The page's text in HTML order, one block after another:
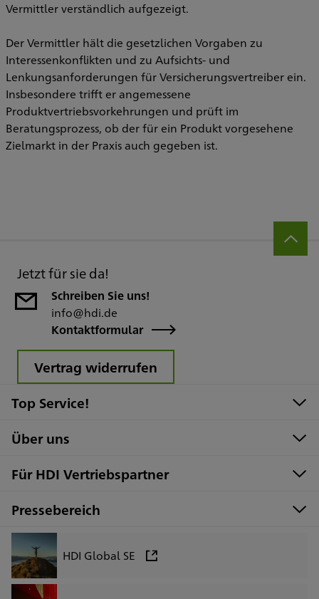
Vermittler verständlich aufgezeigt.
Der Vermittler hält die gesetzlichen Vorgaben zu
Interessenkonflikten und zu Aufsichts- und
Lenkungsanforderungen für Versicherungsvertreiber ein.
Insbesondere trifft er angemessene
Produktvertriebsvorkehrungen und prüft im
Beratungsprozess, ob der für ein Produkt vorgesehene
Zielmarkt in der Praxis auch gegeben ist.
Jetzt für sie da!
Schreiben Sie uns!
info@hdi.de
Kontaktformular
Vertrag widerrufen
Top Service!
Über uns
Für HDI Vertriebspartner
Pressebereich
HDI Global SE